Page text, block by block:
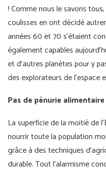
! Comme nous le savons
coulisses en ont décidé
années 60 et 70 s’étaient
également capables
et d’autres planètes pour y
des explorateurs de
Pas de pénurie
La superficie de la moitié de
nourrir toute la population
grâce à des techniques
durable. Tout l’alarmisme